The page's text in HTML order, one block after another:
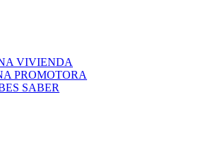
VIVIENDA
PROMOTORA
SABER